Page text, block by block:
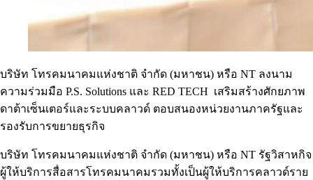
บริษัท โทรคมนาคมแห่งชาติ จำกัด (มหาชน) หรือ NT ลงนาม
ความร่วมมือ P.S. Solutions และ RED TECH เสริมสร้างศักยภาพ
ดาต้าเซ็นเตอร์และระบบคลาวด์ ตอบสนองหน่วยงานภาครัฐและ
รองรับการขยายธุรกิจ
บริษัท โทรคมนาคมแห่งชาติ จำกัด (มหาชน) หรือ NT รัฐวิสาหกิจ
ผู้ให้บริการสื่อสารโทรคมนาคมรวมทั้งเป็นผู้ให้บริการคลาวด์ราย